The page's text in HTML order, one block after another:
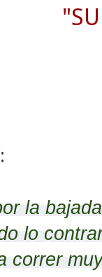
la
lo
correr